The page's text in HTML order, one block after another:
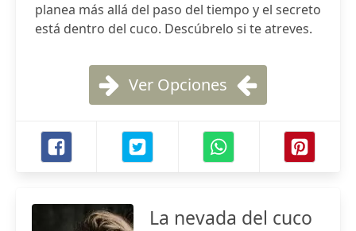
planea más allá del paso del tiempo y el secreto
está dentro del cuco. Descúbrelo si te atreves.
Ver Opciones
La nevada del cuco